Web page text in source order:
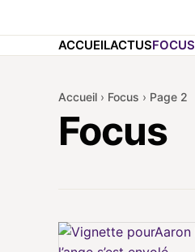
ACCUEILACTUSFOCUS
Accueil › Focus › Page 2
Focus